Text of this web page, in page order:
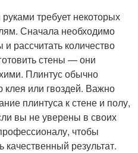
требует некоторых
Сначала необходимо
рассчитать количество
стены — они
Плинтус обычно
клея или гвоздей. Важно
плинтуса к стене и полу,
вы не уверены в своих
чтобы
результат.